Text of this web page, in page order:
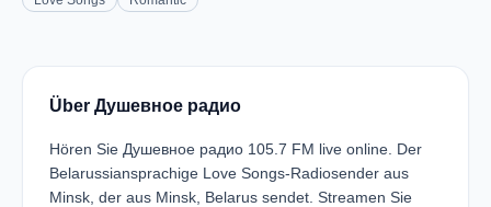
Über Душевное радио
Hören Sie Душевное радио 105.7 FM live online. Der
Belarussiansprachige Love Songs-Radiosender aus
Minsk, der aus Minsk, Belarus sendet. Streamen Sie